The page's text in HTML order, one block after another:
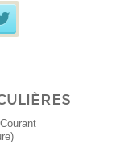
Courant